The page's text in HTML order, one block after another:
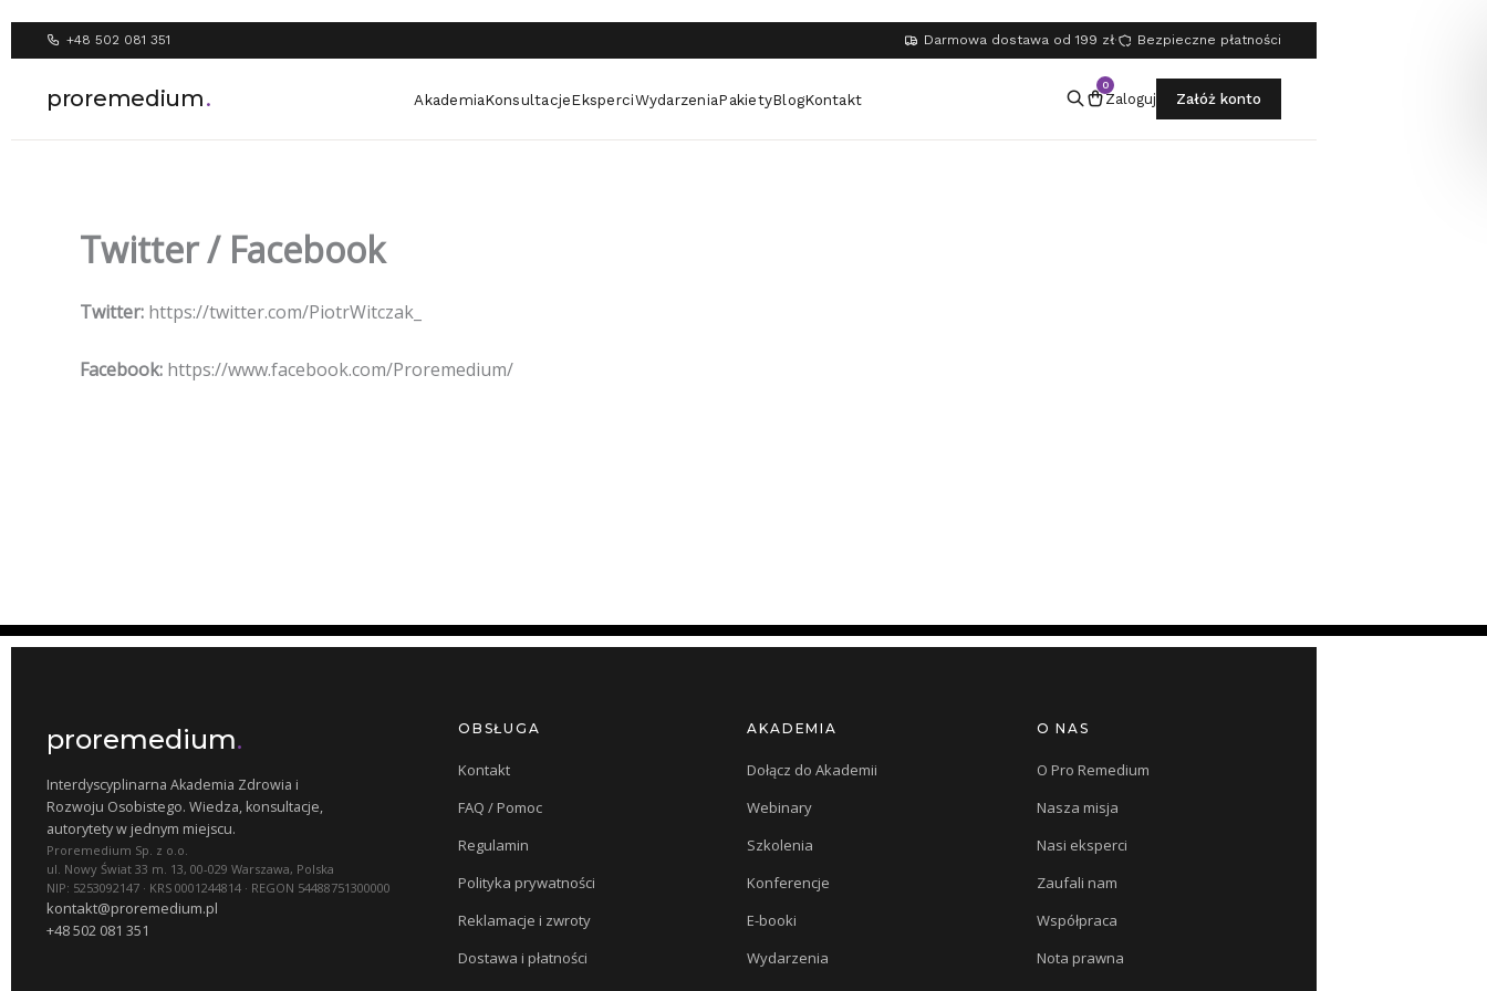
+48 502 081 351 Darmowa dostawa od 199 zł· Bezpieczne płatności
proremedium. AkademiaKonsultacjeEksperciWydarzeniaPakietyBlogKontakt
0
Zaloguj Załóż konto
Twitter / Facebook
Twitter: https://twitter.com/PiotrWitczak_
Facebook: https://www.facebook.com/Proremedium/
proremedium.
Interdyscyplinarna Akademia Zdrowia i
Rozwoju Osobistego. Wiedza, konsultacje,
autorytety w jednym miejscu.
Proremedium Sp. z o.o.
ul. Nowy Świat 33 m. 13, 00-029 Warszawa, Polska
NIP: 5253092147 · KRS 0001244814 · REGON 54488751300000
kontakt@proremedium.pl
+48 502 081 351
OBSŁUGA
Kontakt
FAQ / Pomoc
Regulamin
Polityka prywatności
Reklamacje i zwroty
Dostawa i płatności
AKADEMIA
Dołącz do Akademii
Webinary
Szkolenia
Konferencje
E-booki
Wydarzenia
O NAS
O Pro Remedium
Nasza misja
Nasi eksperci
Zaufali nam
Współpraca
Nota prawna